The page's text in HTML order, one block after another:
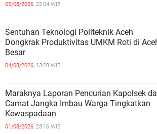
05/08/2026, 22:04 WIB
Sentuhan Teknologi Politeknik Aceh
Dongkrak Produktivitas UMKM Roti di
Besar
04/08/2026, 13:28 WIB
Maraknya Laporan Pencurian Kapolsek
Camat Jangka Imbau Warga Tingkatkan
Kewaspadaan
01/08/2026, 23:16 WIB